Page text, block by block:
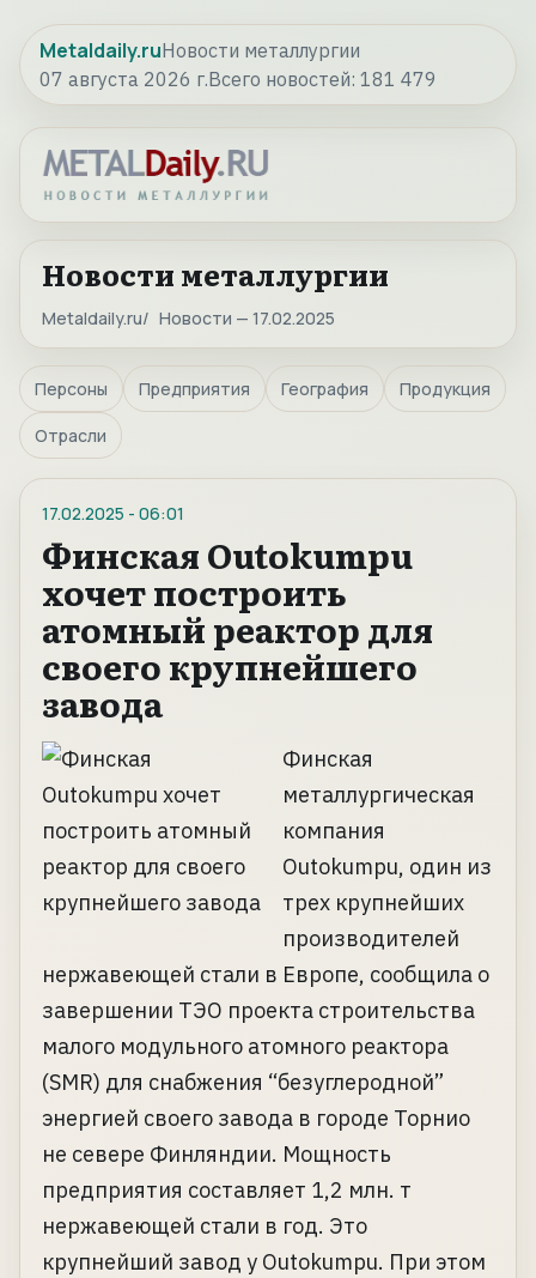
Metaldaily.ruНовости металлургии
07 августа 2026 г.Всего новостей: 181 479
Новости металлургии
Metaldaily.ru Новости — 17.02.2025
Персоны Предприятия География Продукция
Отрасли
17.02.2025 - 06:01
Финская Outokumpu
хочет построить
атомный реактор для
своего крупнейшего
завода
Финская
металлургическая
компания
Outokumpu, один из
трех крупнейших
производителей
нержавеющей стали в Европе, сообщила о
завершении ТЭО проекта строительства
малого модульного атомного реактора
(SMR) для снабжения “безуглеродной”
энергией своего завода в городе Торнио
не севере Финляндии. Мощность
предприятия составляет 1,2 млн. т
нержавеющей стали в год. Это
крупнейший завод у Outokumpu. При этом